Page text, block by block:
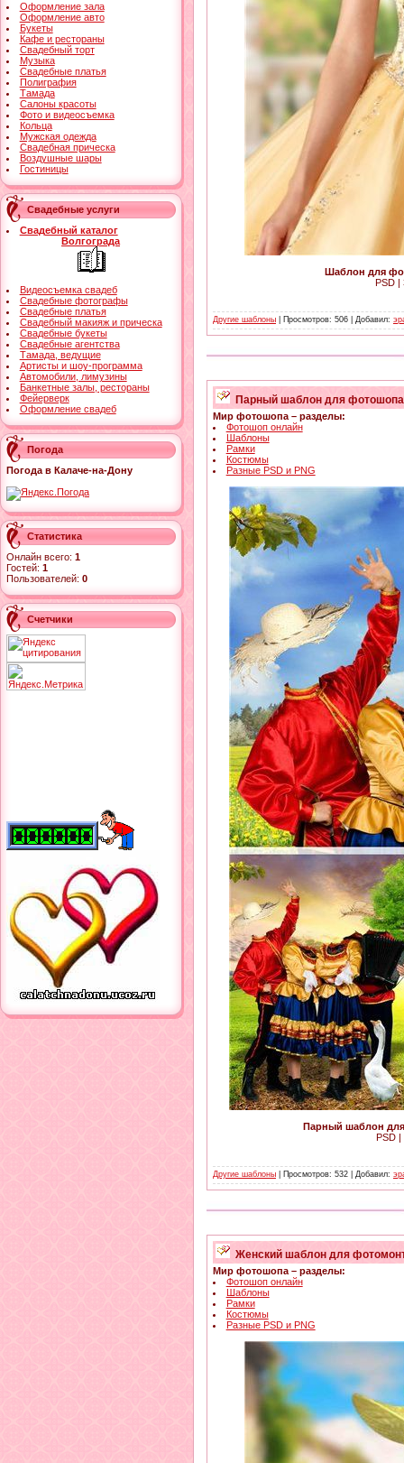
Оформление зала
Оформление авто
Букеты
Кафе и рестораны
Свадебный торт
Музыка
Свадебные платья
Полиграфия
Тамада
Салоны красоты
Фото и видеосъемка
Кольца
Мужская одежда
Свадебная прическа
Воздушные шары
Гостиницы
Свадебные услуги
Свадебный каталог
Волгограда
Видеосъемка свадеб
Свадебные фотографы
Свадебные платья
Свадебный макияж и прическа
Свадебные букеты
Свадебные агентства
Тамада, ведущие
Артисты и шоу-программа
Автомобили, лимузины
Банкетные залы, рестораны
Фейерверк
Оформление свадеб
Погода
Погода в Калаче-на-Дону
Статистика
Онлайн всего: 1
Гостей: 1
Пользователей: 0
Счетчики
Шаблон для
PSD |
Другие шаблоны | Просмотров: 506 | Добавил:
Парный шаблон для
Мир фотошопа – разделы:
Фотошоп онлайн
Шаблоны
Рамки
Костюмы
Разные PSD и PNG
Парный шаблон
PSD |
Другие шаблоны | Просмотров: 532 | Добавил:
Женский шаблон для
Мир фотошопа – разделы:
Фотошоп онлайн
Шаблоны
Рамки
Костюмы
Разные PSD и PNG